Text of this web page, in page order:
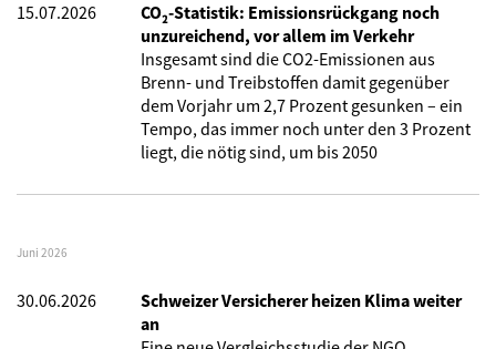
15.07.2026
CO₂-Statistik: Emissionsrückgang noch
unzureichend, vor allem im Verkehr
Insgesamt sind die CO2-Emissionen aus
Brenn- und Treibstoffen damit gegenüber
dem Vorjahr um 2,7 Prozent gesunken – ein
Tempo, das immer noch unter den 3 Prozent
liegt, die nötig sind, um bis 2050
Juni 2026
30.06.2026
Schweizer Versicherer heizen Klima weiter
an